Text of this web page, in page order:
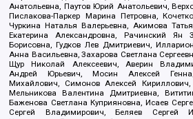
Анатольевна, Паутов Юрий Анатольевич,
Пислакова-Паркер Марина Петровна,
Чуркина Наталья Валерьевна, Акимова
Екатерина Александровна, Рачинский Ян
Борисовна, Гудков Лев Дмитриевич,
Анна Васильевна, Захарова Светлана
Щур Николай Алексеевич, Аверин
Андрей Юрьевич, Мосин Алексей
Михайлович, Симонов Алексей
Мельникова Валентина Дмитриевна,
Баженова Светлана Куприяновна, Исаев
Сергей Владимирович, Беляев Сергей